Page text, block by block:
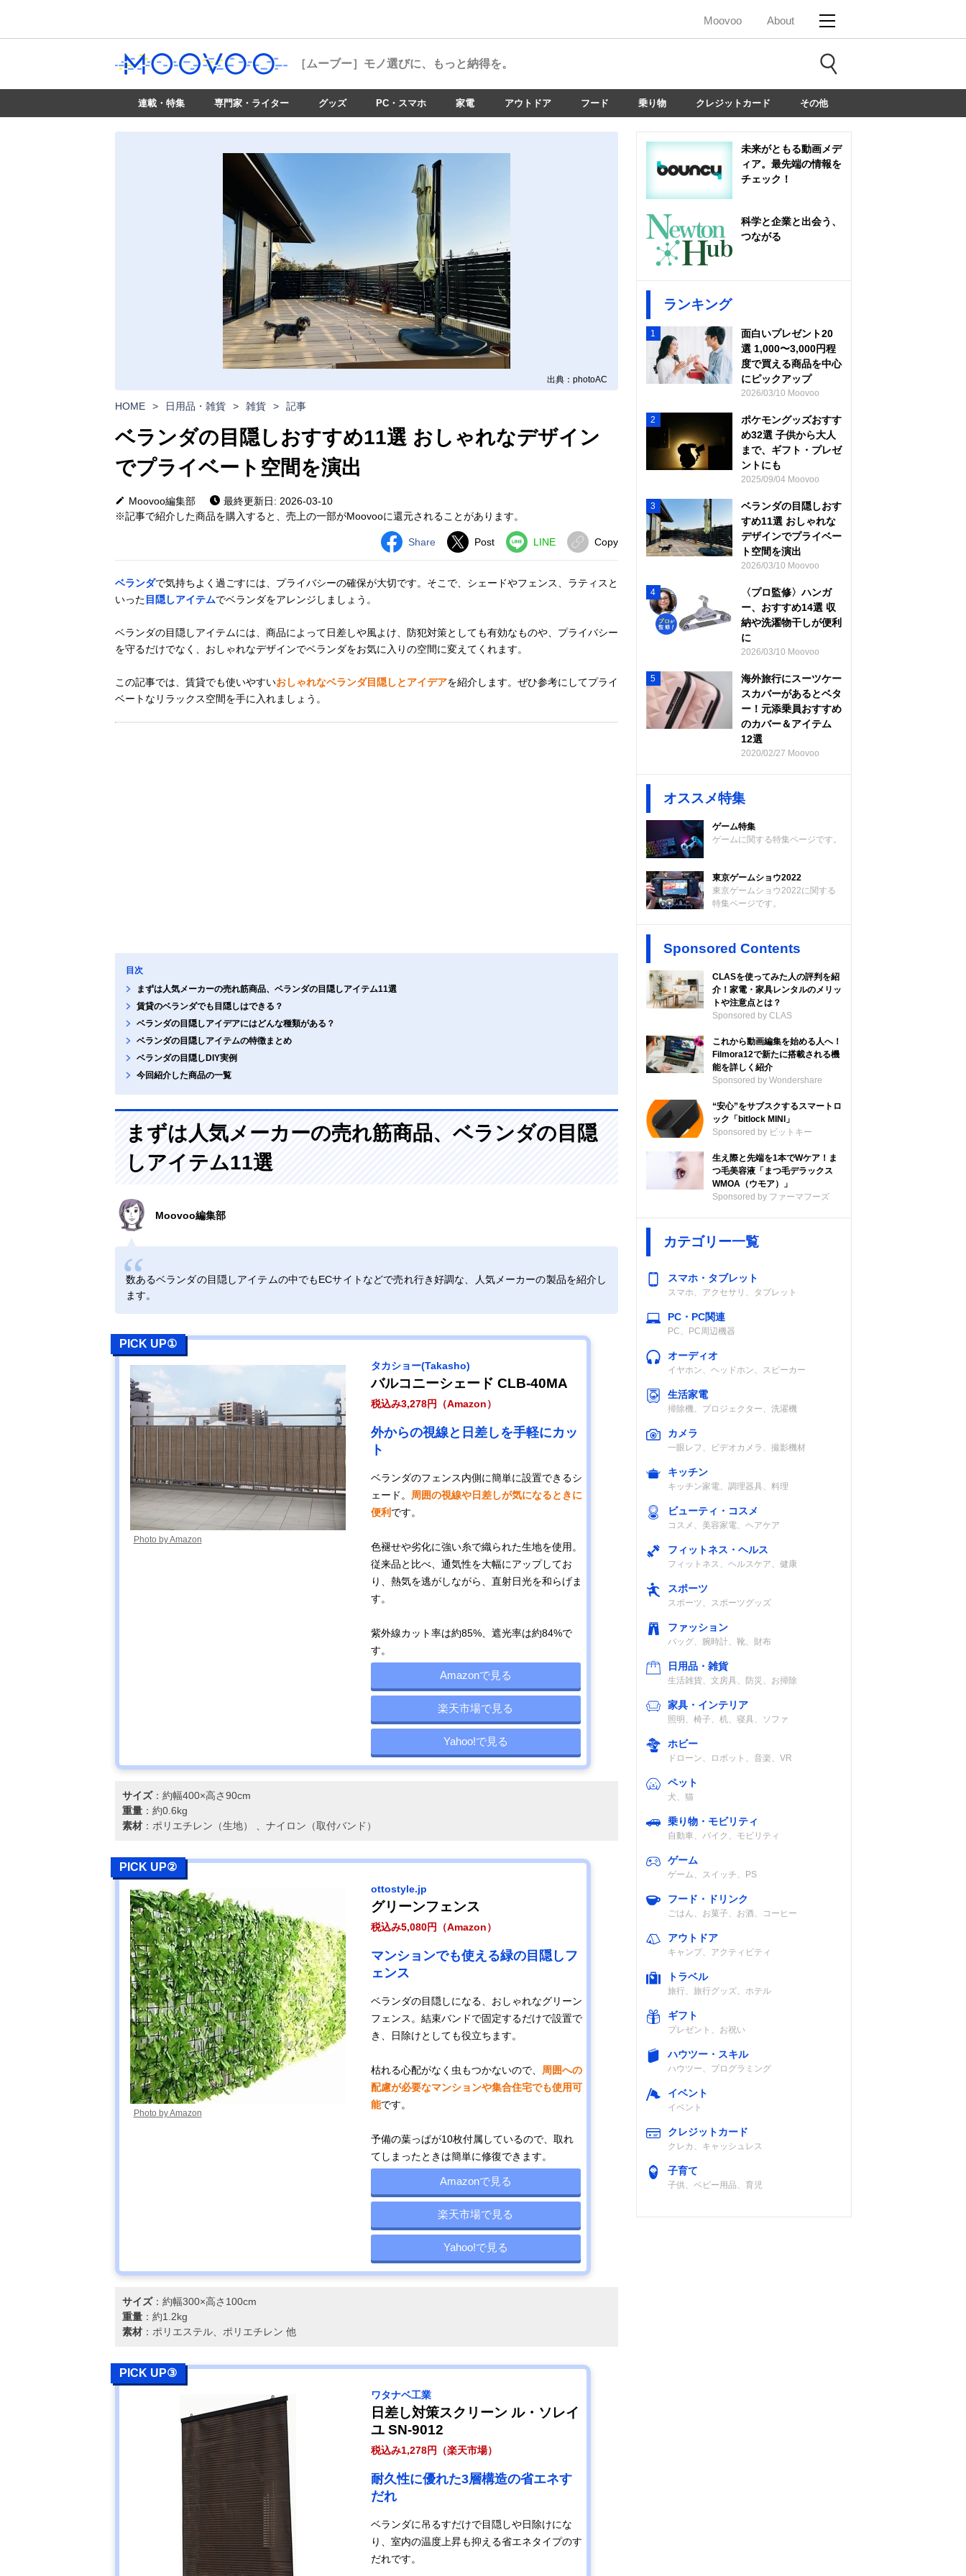
Moovoo About
［ムーブー］ モノ選びに、もっと納得を。
連載・特集 専門家・ライター グッズ PC・スマホ 家電 アウトドア フード 乗り物 クレジットカード その他
出典：photoAC
HOME > 日用品・雑貨 > 雑貨 > 記事
ベランダの目隠しおすすめ11選 おしゃれなデザイン
でプライベート空間を演出
Moovoo編集部
最終更新日: 2026-03-10
※記事で紹介した商品を購入すると、売上の一部がMoovooに還元されることがあります。
Share Post LINE Copy
ベランダで気持ちよく過ごすには、プライバシーの確保が大切です。そこで、シェードやフェンス、ラティスと
いった 目隠しアイテムでベランダをアレンジしましょう。
ベランダの目隠しアイテムには、商品によって日差しや風よけ、防犯対策としても有効なものや、プライバシー
を守るだけでなく、おしゃれなデザインでベランダをお気に入りの空間に変えてくれます。
この記事では、賃貸でも使いやすいおしゃれなベランダ目隠しとアイデアを紹介します。ぜひ参考にしてプライ
ベートなリラックス空間を手に入れましょう。
目次
まずは人気メーカーの売れ筋商品、ベランダの目隠しアイテム11選
賃貸のベランダでも目隠しはできる？
ベランダの目隠しアイデアにはどんな種類がある？
ベランダの目隠しアイテムの特徴まとめ
ベランダの目隠しDIY実例
今回紹介した商品の一覧
まずは人気メーカーの売れ筋商品、ベランダの目隠
しアイテム11選
Moovoo編集部
数あるベランダの目隠しアイテムの中でもECサイトなどで売れ行き好調な、人気メーカーの製品を紹介し
ます。
PICK UP①
Photo by Amazon
タカショー(Takasho)
バルコニーシェード CLB-40MA
税込み3,278円（Amazon）
外からの視線と日差しを手軽にカッ
ト
ベランダのフェンス内側に簡単に設置できるシ
ェード。 周囲の視線や日差しが気になるときに
便利 です。
色褪せや劣化に強い糸で織られた生地を使用。
従来品と比べ、通気性を大幅にアップしてお
り、熱気を逃がしながら、直射日光を和らげま
す。
紫外線カット率は約85%、遮光率は約84%で
す。
Amazonで見る
楽天市場で見る
Yahoo!で見る
サイズ：約幅400×高さ90cm
重量：約0.6kg
素材：ポリエチレン（生地） 、ナイロン（取付バンド）
PICK UP②
Photo by Amazon
ottostyle.jp
グリーンフェンス
税込み5,080円（Amazon）
マンションでも使える緑の目隠しフ
ェンス
ベランダの目隠しになる、おしゃれなグリーン
フェンス。結束バンドで固定するだけで設置で
き、日除けとしても役立ちます。
枯れる心配がなく虫もつかないので、 周囲への
配慮が必要なマンションや集合住宅でも使用可
能です。
予備の葉っぱが10枚付属しているので、取れ
てしまったときは簡単に修復できます。
Amazonで見る
楽天市場で見る
Yahoo!で見る
サイズ：約幅300×高さ100cm
重量：約1.2kg
素材：ポリエステル、ポリエチレン 他
PICK UP③
ワタナベ工業
日差し対策スクリーン ル・ソレイ
ユ SN-9012
税込み1,278円（楽天市場）
耐久性に優れた3層構造の省エネす
だれ
ベランダに吊るすだけで目隠しや日除けにな
り、室内の温度上昇も抑える省エネタイプのす
だれです。
未来がともる動画メデ
ィア。最先端の情報を
チェック！
科学と企業と出会う、
つながる
ランキング
1
面白いプレゼント20
選 1,000〜3,000円程
度で買える商品を中心
にピックアップ
2026/03/10 Moovoo
2
ポケモングッズおすす
め32選 子供から大人
まで、ギフト・プレゼ
ントにも
2025/09/04 Moovoo
3
ベランダの目隠しおす
すめ11選 おしゃれな
デザインでプライベー
ト空間を演出
2026/03/10 Moovoo
4
〈プロ監修〉ハンガ
ー、おすすめ14選 収
納や洗濯物干しが便利
に
2026/03/10 Moovoo
5
海外旅行にスーツケー
スカバーがあるとベタ
ー！元添乗員おすすめ
のカバー＆アイテム
12選
2020/02/27 Moovoo
オススメ特集
ゲーム特集
ゲームに関する特集ページです。
東京ゲームショウ2022
東京ゲームショウ2022に関する
特集ページです。
Sponsored Contents
CLASを使ってみた人の評判を紹
介！家電・家具レンタルのメリッ
トや注意点とは？
Sponsored by CLAS
これから動画編集を始める人へ！
Filmora12で新たに搭載される機
能を詳しく紹介
Sponsored by Wondershare
“安心”をサブスクするスマートロ
ック「bitlock MINI」
Sponsored by ビットキー
生え際と先端を1本でWケア！ま
つ毛美容液「まつ毛デラックス
WMOA（ウモア）」
Sponsored by ファーマフーズ
カテゴリー一覧
スマホ・タブレット
スマホ、アクセサリ、タブレット
PC・PC関連
PC、PC周辺機器
オーディオ
イヤホン、ヘッドホン、スピーカー
生活家電
掃除機、プロジェクター、洗濯機
カメラ
一眼レフ、ビデオカメラ、撮影機材
キッチン
キッチン家電、調理器具、料理
ビューティ・コスメ
コスメ、美容家電、ヘアケア
フィットネス・ヘルス
フィットネス、ヘルスケア、健康
スポーツ
スポーツ、スポーツグッズ
ファッション
バッグ、腕時計、靴、財布
日用品・雑貨
生活雑貨、文房具、防災、お掃除
家具・インテリア
照明、椅子、机、寝具、ソファ
ホビー
ドローン、ロボット、音楽、VR
ペット
犬、猫
乗り物・モビリティ
自動車、バイク、モビリティ
ゲーム
ゲーム、スイッチ、PS
フード・ドリンク
ごはん、お菓子、お酒、コーヒー
アウトドア
キャンプ、アクティビティ
トラベル
旅行、旅行グッズ、ホテル
ギフト
プレゼント、お祝い
ハウツー・スキル
ハウツー、プログラミング
イベント
イベント
クレジットカード
クレカ、キャッシュレス
子育て
子供、ベビー用品、育児